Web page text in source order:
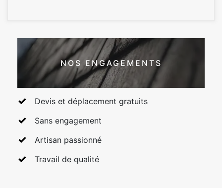
NOS ENGAGEMENTS
Devis et déplacement gratuits
Sans engagement
Artisan passionné
Travail de qualité